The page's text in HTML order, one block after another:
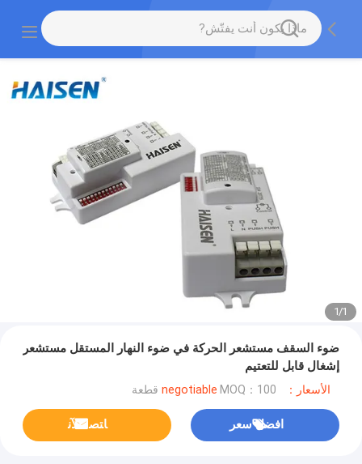
1
/
1
ضوء السقف مستشعر الحركة في ضوء النهار المستقل مستشعر
إشغال قابل للتعتيم
الأسعار：negotiable MOQ：100 قطعة
افضل سعر ﺎﺘﺼﻟ ﺍﻶﻧ